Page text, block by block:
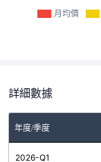
月均價
詳細數據
年度/季度
2026-Q1